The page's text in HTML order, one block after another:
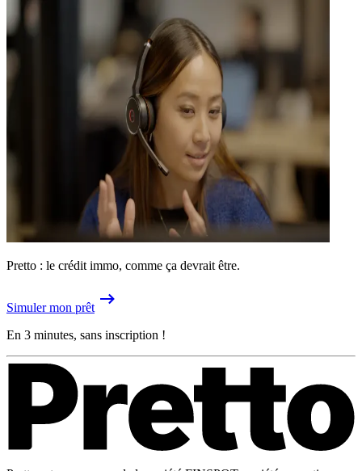
Pretto : le crédit immo, comme ça devrait être.
Simuler mon prêt
En 3 minutes, sans inscription !